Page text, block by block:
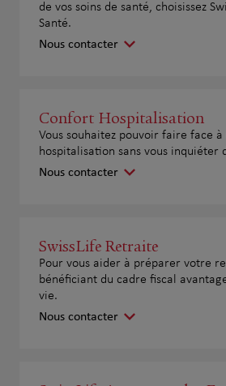
de vos soins de santé, choisissez
Santé.
Nous contacter
Confort Hospitalisation
Vous souhaitez pouvoir faire face
hospitalisation sans vous inquiéter
Nous contacter
SwissLife Retraite
Pour vous aider à préparer votre
bénéficiant du cadre fiscal
vie.
Nous contacter